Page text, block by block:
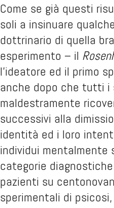
Come se già questi
soli a insinuare
dottrinario di quella
esperimento – il
l’ideatore ed il primo
anche dopo che tutti i
maldestramente
successivi alla
identità ed i loro
individui mentalmente
categorie
pazienti su
sperimentali di